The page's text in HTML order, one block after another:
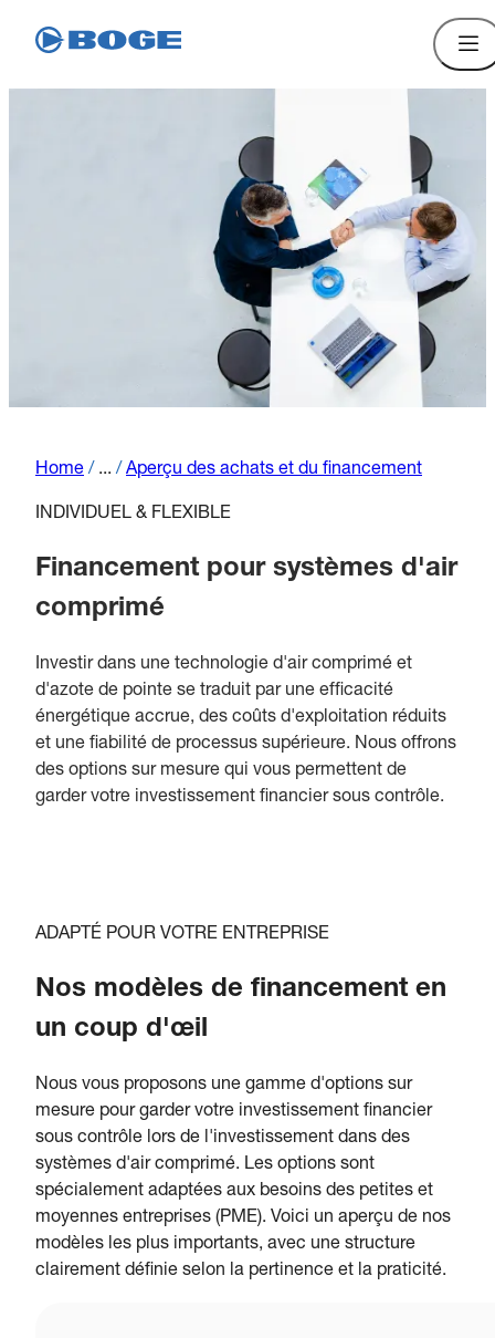
Home / ... / Aperçu des achats et du financement
INDIVIDUEL & FLEXIBLE
Financement pour systèmes d'air
comprimé
Investir dans une technologie d'air comprimé et
d'azote de pointe se traduit par une efficacité
énergétique accrue, des coûts d'exploitation réduits
et une fiabilité de processus supérieure. Nous offrons
des options sur mesure qui vous permettent de
garder votre investissement financier sous contrôle.
ADAPTÉ POUR VOTRE ENTREPRISE
Nos modèles de financement en
un coup d'œil
Nous vous proposons une gamme d'options sur
mesure pour garder votre investissement financier
sous contrôle lors de l'investissement dans des
systèmes d'air comprimé. Les options sont
spécialement adaptées aux besoins des petites et
moyennes entreprises (PME). Voici un aperçu de nos
modèles les plus importants, avec une structure
clairement définie selon la pertinence et la praticité.